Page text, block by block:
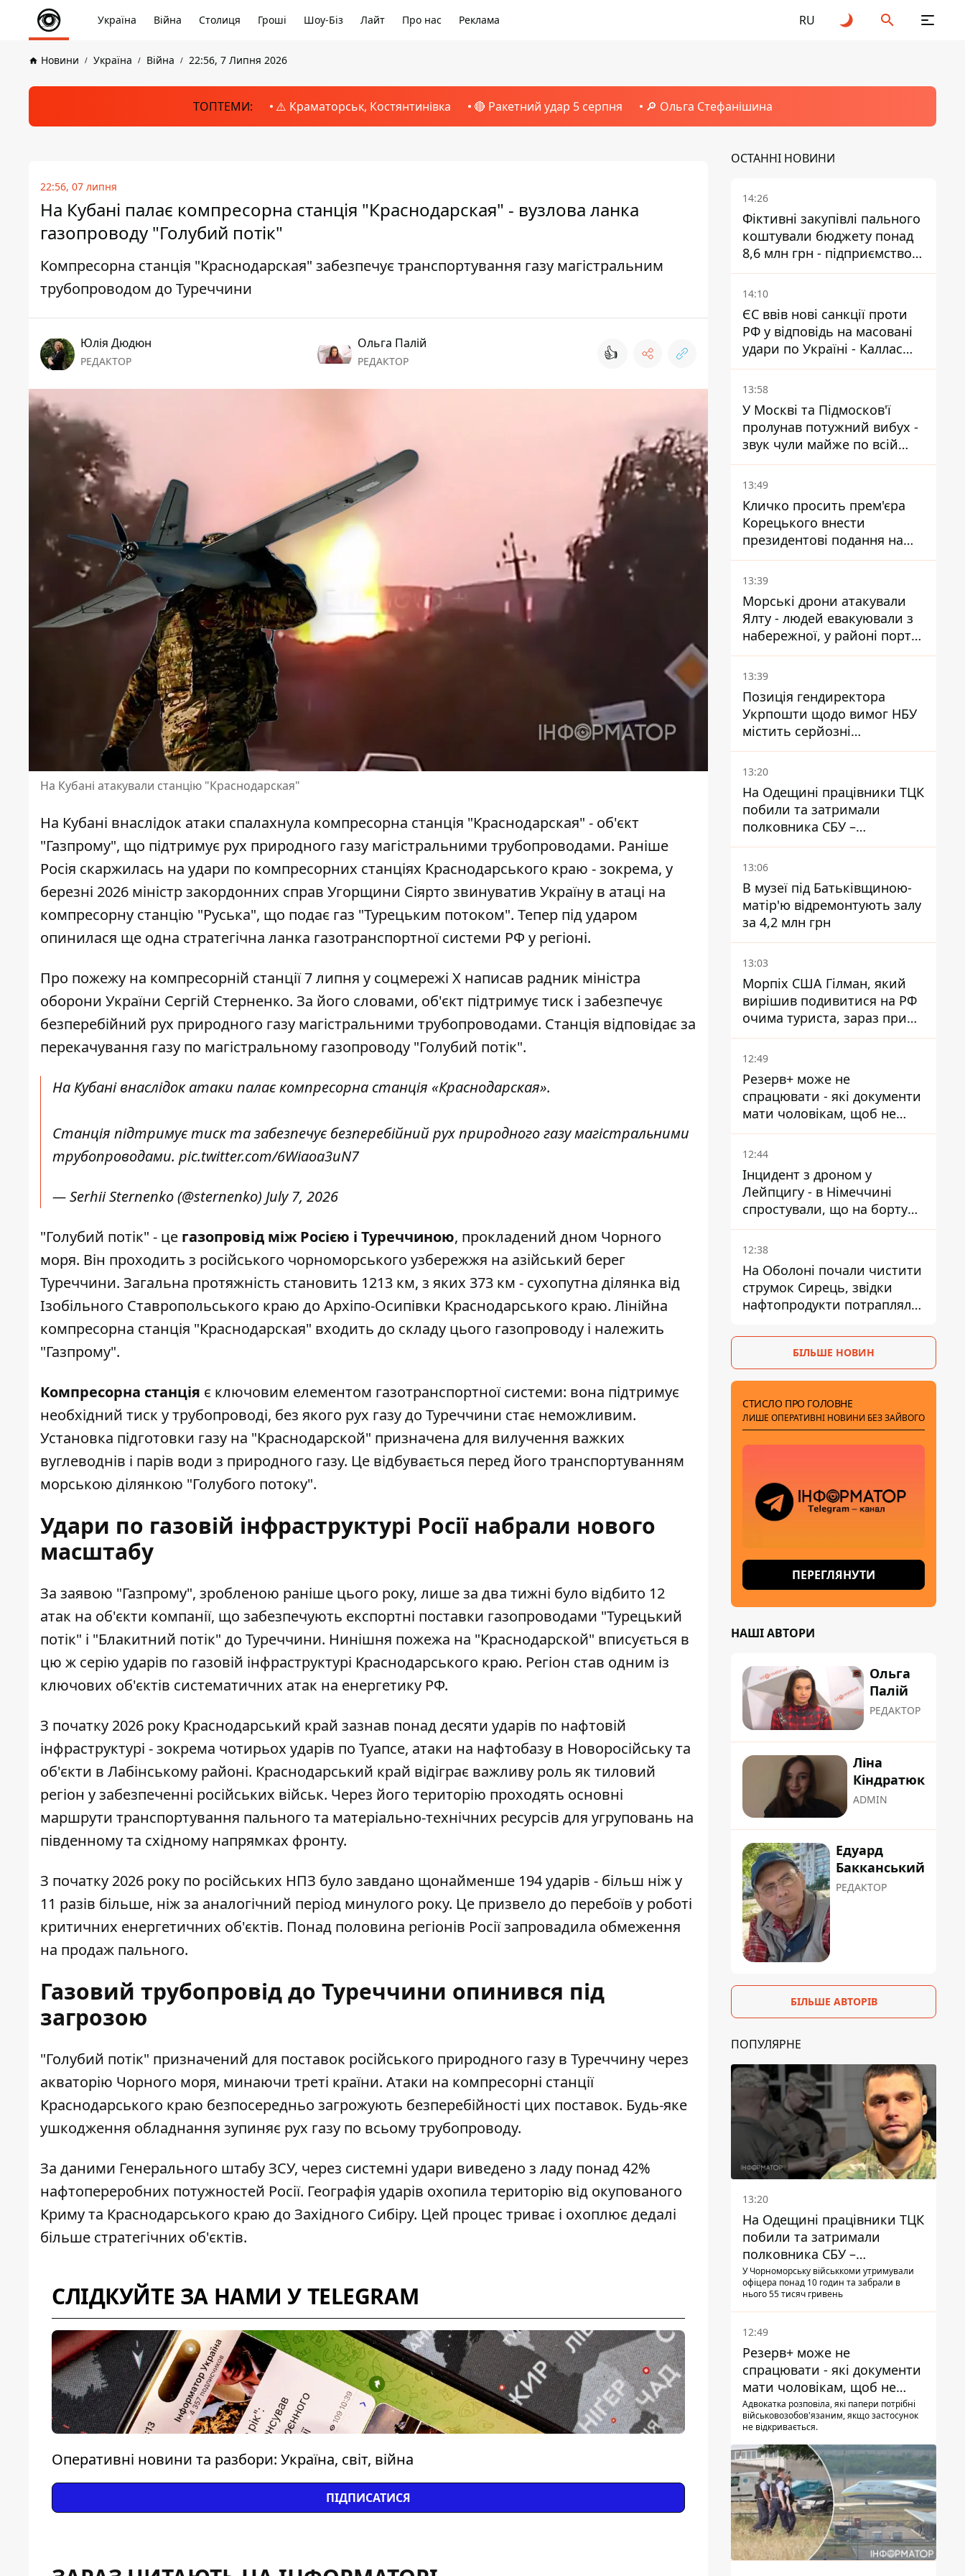
Україна Війна Столиця Гроші Шоу-Біз Лайт Про нас Реклама RU
Новини Україна Війна 22:56, 7 Липня 2026
ТОПТЕМИ: ⚠️ Краматорськ, Костянтинівка 🔴 Ракетний удар 5 серпня 🔎 Ольга Стефанішина
22:56, 07 липня
На Кубані палає компресорна станція "Краснодарская" - вузлова ланка
газопроводу "Голубий потік"
Компресорна станція "Краснодарская" забезпечує транспортування газу магістральним
трубопроводом до Туреччини
Юлія Дюдюн
РЕДАКТОР
Ольга Палій
РЕДАКТОР 👍
На Кубані атакували станцію "Краснодарская"
На Кубані внаслідок атаки спалахнула компресорна станція "Краснодарская" - об'єкт
"Газпрому", що підтримує рух природного газу магістральними трубопроводами. Раніше
Росія скаржилась на удари по компресорних станціях Краснодарського краю - зокрема, у
березні 2026 міністр закордонних справ Угорщини Сіярто звинуватив Україну в атаці на
компресорну станцію "Руська", що подає газ "Турецьким потоком". Тепер під ударом
опинилася ще одна стратегічна ланка газотранспортної системи РФ у регіоні.
Про пожежу на компресорній станції 7 липня у соцмережі X написав радник міністра
оборони України Сергій Стерненко. За його словами, об'єкт підтримує тиск і забезпечує
безперебійний рух природного газу магістральними трубопроводами. Станція відповідає за
перекачування газу по магістральному газопроводу "Голубий потік".
На Кубані внаслідок атаки палає компресорна станція «Краснодарская».
Станція підтримує тиск та забезпечує безперебійний рух природного газу магістральними
трубопроводами. pic.twitter.com/6Wiaoa3uN7
— Serhii Sternenko (@sternenko) July 7, 2026
"Голубий потік" - це газопровід між Росією і Туреччиною, прокладений дном Чорного
моря. Він проходить з російського чорноморського узбережжя на азійський берег
Туреччини. Загальна протяжність становить 1213 км, з яких 373 км - сухопутна ділянка від
Ізобільного Ставропольського краю до Архіпо-Осипівки Краснодарського краю. Лінійна
компресорна станція "Краснодарская" входить до складу цього газопроводу і належить
"Газпрому".
Компресорна станція є ключовим елементом газотранспортної системи: вона підтримує
необхідний тиск у трубопроводі, без якого рух газу до Туреччини стає неможливим.
Установка підготовки газу на "Краснодарской" призначена для вилучення важких
вуглеводнів і парів води з природного газу. Це відбувається перед його транспортуванням
морською ділянкою "Голубого потоку".
Удари по газовій інфраструктурі Росії набрали нового
масштабу
За заявою "Газпрому", зробленою раніше цього року, лише за два тижні було відбито 12
атак на об'єкти компанії, що забезпечують експортні поставки газопроводами "Турецький
потік" і "Блакитний потік" до Туреччини. Нинішня пожежа на "Краснодарской" вписується в
цю ж серію ударів по газовій інфраструктурі Краснодарського краю. Регіон став одним із
ключових об'єктів систематичних атак на енергетику РФ.
З початку 2026 року Краснодарський край зазнав понад десяти ударів по нафтовій
інфраструктурі - зокрема чотирьох ударів по Туапсе, атаки на нафтобазу в Новоросійську та
об'єкти в Лабінському районі. Краснодарський край відіграє важливу роль як тиловий
регіон у забезпеченні російських військ. Через його територію проходять основні
маршрути транспортування пального та матеріально-технічних ресурсів для угруповань на
південному та східному напрямках фронту.
З початку 2026 року по російських НПЗ було завдано щонайменше 194 ударів - більш ніж у
11 разів більше, ніж за аналогічний період минулого року. Це призвело до перебоїв у роботі
критичних енергетичних об'єктів. Понад половина регіонів Росії запровадила обмеження
на продаж пального.
Газовий трубопровід до Туреччини опинився під
загрозою
"Голубий потік" призначений для поставок російського природного газу в Туреччину через
акваторію Чорного моря, минаючи треті країни. Атаки на компресорні станції
Краснодарського краю безпосередньо загрожують безперебійності цих поставок. Будь-яке
ушкодження обладнання зупиняє рух газу по всьому трубопроводу.
За даними Генерального штабу ЗСУ, через системні удари виведено з ладу понад 42%
нафтопереробних потужностей Росії. Географія ударів охопила територію від окупованого
Криму та Краснодарського краю до Західного Сибіру. Цей процес триває і охоплює дедалі
більше стратегічних об'єктів.
СЛІДКУЙТЕ ЗА НАМИ У TELEGRAM
Оперативні новини та разбори: Україна, світ, війна
ПІДПИСАТИСЯ
ОСТАННІ НОВИНИ
14:26
Фіктивні закупівлі пального
коштували бюджету понад
8,6 млн грн - підприємство
відшкодувало збитки
14:10
ЄС ввів нові санкції проти
РФ у відповідь на масовані
удари по Україні - Каллас
розкрила деталі
13:58
У Москві та Підмосков'ї
пролунав потужний вибух -
звук чули майже по всій
області
13:49
Кличко просить прем'єра
Корецького внести
президентові подання на
звільнення володаря
Троєщини Бахматова
13:39
Морські дрони атакували
Ялту - людей евакуювали з
набережної, у районі порту
повідомляють про пожежу
13:39
Позиція гендиректора
Укрпошти щодо вимог НБУ
містить серйозні
нестиковки – депутатка
Ольга Василевська-Смаглюк
13:20
На Одещині працівники ТЦК
побили та затримали
полковника СБУ –
військовий
13:06
В музеї під Батьківщиною-
матір'ю відремонтують залу
за 4,2 млн грн
13:03
Морпіх США Гілман, який
вирішив подивитися на РФ
очима туриста, зараз при
смерті у вʼязниці, де його
катували та робили інʼєкції
12:49
Резерв+ може не
спрацювати - які документи
мати чоловікам, щоб не
потрапити до ТЦК
12:44
Інцидент з дроном у
Лейпцигу - в Німеччині
спростували, що на борту
українського літака були
зброя та боєприпаси
12:38
На Оболоні почали чистити
струмок Сирець, звідки
нафтопродукти потрапляли
БІЛЬШЕ НОВИН
СТИСЛО ПРО ГОЛОВНЕ
ЛИШЕ ОПЕРАТИВНІ НОВИНИ БЕЗ ЗАЙВОГО
ПЕРЕГЛЯНУТИ
НАШІ АВТОРИ
Ольга
Палій
РЕДАКТОР
Ліна
Кіндратюк
ADMIN
Едуард
Бакканський
РЕДАКТОР
БІЛЬШЕ АВТОРІВ
ПОПУЛЯРНЕ
13:20
На Одещині працівники ТЦК
побили та затримали
полковника СБУ –
військовий
У Чорноморську військкоми утримували
офіцера понад 10 годин та забрали в
нього 55 тисяч гривень
12:49
Резерв+ може не
спрацювати - які документи
мати чоловікам, щоб не
потрапити до ТЦК
Адвокатка розповіла, які папери потрібні
військовозобов'язаним, якщо застосунок
не відкривається.